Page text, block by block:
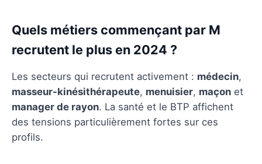
Quels métiers commençant par M
recrutent le plus en 2024 ?
Les secteurs qui recrutent activement : médecin,
masseur-kinésithérapeute, menuisier, maçon et
manager de rayon. La santé et le BTP affichent
des tensions particulièrement fortes sur ces
profils.